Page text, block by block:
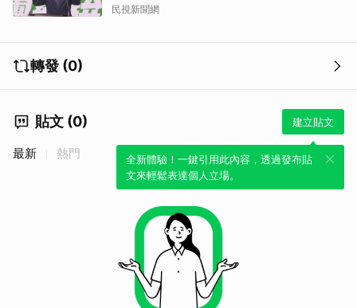
民視新聞網
轉發 (0)
貼文 (0) 建立貼文
全新體驗！一鍵引用此內容，透過發布貼
文來輕鬆表達個人立場。
最新 熱門